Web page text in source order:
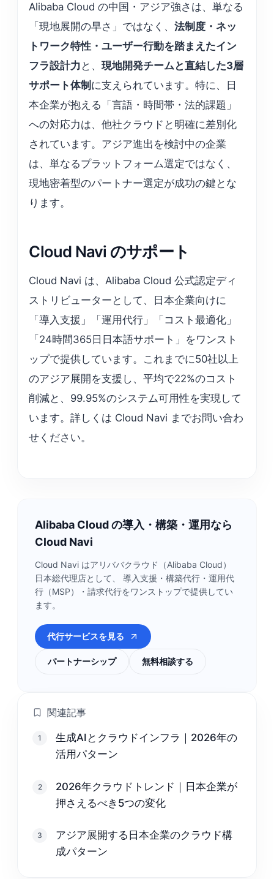
Alibaba Cloud の中国・アジア強さは、単なる
「現地展開の早さ」ではなく、法制度・ネッ
トワーク特性・ユーザー行動を踏まえたイン
フラ設計力 と、現地開発チームと直結した3層
サポート体制 に支えられています。特に、日
本企業が抱える「言語・時間帯・法的課題」
への対応力は、他社クラウドと明確に差別化
されています。アジア進出を検討中の企業
は、単なるプラットフォーム選定ではなく、
現地密着型のパートナー選定が成功の鍵とな
ります。
Cloud Navi のサポート
Cloud Navi は、Alibaba Cloud 公式認定ディ
ストリビューターとして、日本企業向けに
「導入支援」「運用代行」「コスト最適化」
「24時間365日日本語サポート」をワンスト
ップで提供しています。これまでに50社以上
のアジア展開を支援し、平均で22%のコスト
削減と、99.95%のシステム可用性を実現して
います。詳しくは Cloud Navi までお問い合わ
せください。
Alibaba Cloud の導入・構築・運用なら
Cloud Navi
Cloud Navi はアリババクラウド（Alibaba Cloud）
日本総代理店として、 導入支援・構築代行・運用代
行（MSP）・請求代行をワンストップで提供してい
ます。
代行サービスを見る
パートナーシップ 無料相談する
関連記事
1
生成AIとクラウドインフラ｜2026年の
活用パターン
2
2026年クラウドトレンド｜日本企業が
押さえるべき5つの変化
3
アジア展開する日本企業のクラウド構
成パターン